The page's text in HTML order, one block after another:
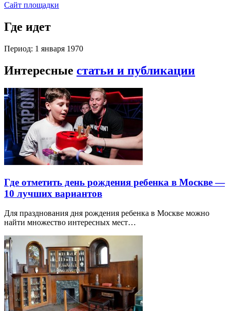
Сайт площадки
Где идет
Период: 1 января 1970
Интересные статьи и публикации
Где отметить день рождения ребенка в Москве —
10 лучших вариантов
Для празднования дня рождения ребенка в Москве можно
найти множество интересных мест…